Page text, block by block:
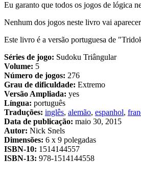
Eu garanto que todos os jogos de lógica
Nenhum dos jogos neste livro vai
Este livro é a versão portuguesa de
Séries de jogo: Sudoku Triângular
Volume: 5
Número de jogos: 276
Grau de dificuldade: Extremo
Versão Ampliada: yes
Língua: português
Traduções: inglês, alemão, espanhol,
Data de publicação: maio 30, 2015
Autor: Nick Snels
Dimensões: 6 x 9 polegadas
ISBN-10: 1514144557
ISBN-13: 978-1514144558